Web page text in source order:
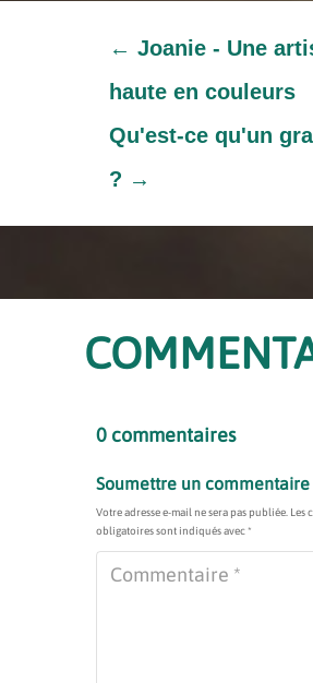
← Joanie - Une
haute en couleurs
Qu'est-ce qu'un
? →
0 commentaires
Soumettre un commentaire
Votre adresse e-mail ne sera pas publiée. Les
obligatoires sont indiqués avec*